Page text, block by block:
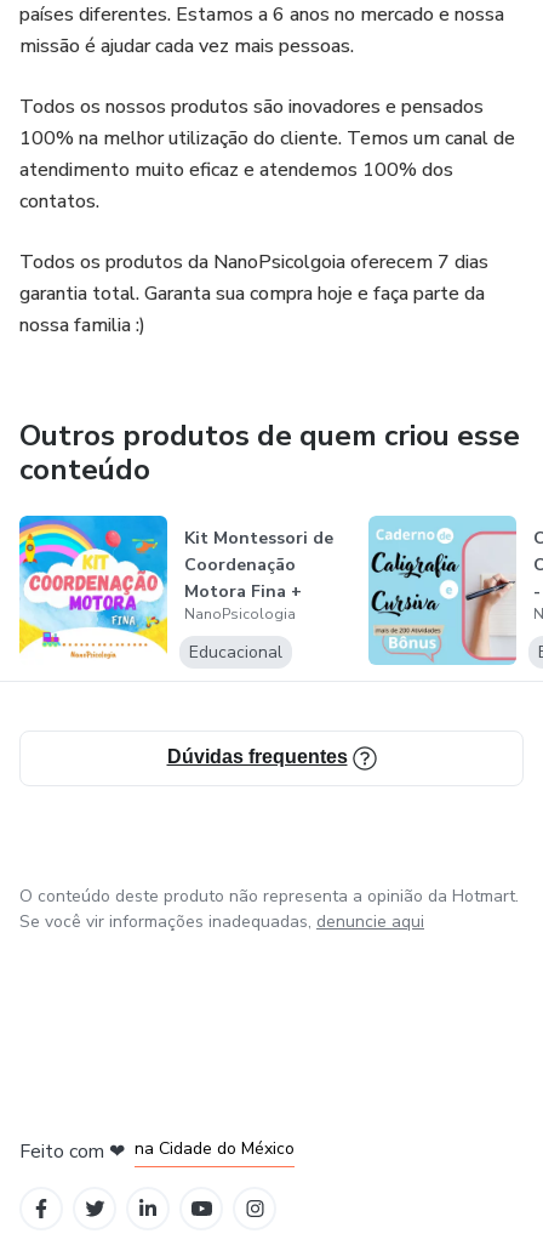
Invista em um começo visual enriquecido e alinhado à
Estimulação Visual para Bebês" e testemunhe o
maravilhamento do seu pequeno a cada nova descoberta.
países diferentes. Estamos a 6 anos no mercado e nossa
missão é ajudar cada vez mais pessoas.
Todos os nossos produtos são inovadores e pensados
100% na melhor utilização do cliente. Temos um canal de
atendimento muito eficaz e atendemos 100% dos
contatos.
Todos os produtos da NanoPsicolgoia oferecem 7 dias
garantia total. Garanta sua compra hoje e faça parte da
nossa familia :)
Outros produtos de quem criou esse
conteúdo
Kit Montessori de
Coordenação
Motora Fina +
Bônus
NanoPsicologia
Educacional
Dúvidas frequentes
O conteúdo deste produto não representa a opinião da Hotmart.
Se você vir informações inadequadas, denuncie aqui
Feito com ❤ na Cidade do México